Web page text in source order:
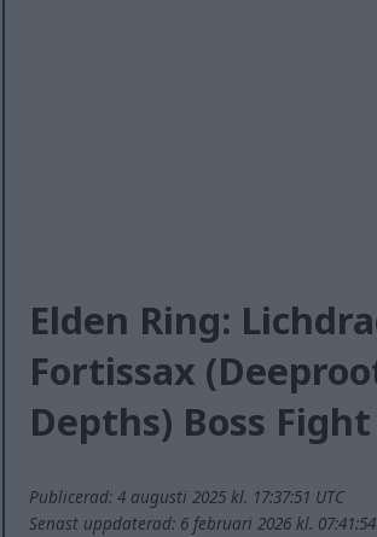
Elden Ring:
Fortissax
Depths) Boss Fight
Publicerad: 4 augusti 2025 kl. 17:37:51 UTC
Senast uppdaterad: 6 februari 2026 kl. 07:41:54